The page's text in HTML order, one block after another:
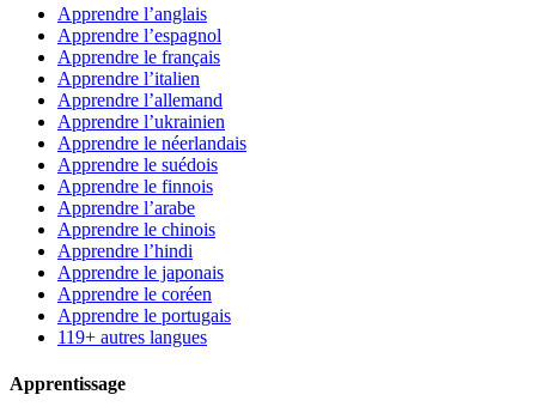
Apprendre l’anglais
Apprendre l’espagnol
Apprendre le français
Apprendre l’italien
Apprendre l’allemand
Apprendre l’ukrainien
Apprendre le néerlandais
Apprendre le suédois
Apprendre le finnois
Apprendre l’arabe
Apprendre le chinois
Apprendre l’hindi
Apprendre le japonais
Apprendre le coréen
Apprendre le portugais
119+ autres langues
Apprentissage